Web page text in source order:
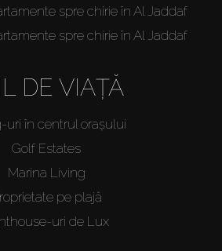
spre chirie în Al Jaddaf
spre chirie în Al Jaddaf
DE VIAȚĂ
uri în centrul orașului
Golf Estates
Marina Living
pe plajă
uri de Lux